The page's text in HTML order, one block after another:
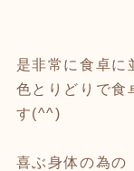
是非常に食卓に
色とりどりで食
す(^^)
喜ぶ身体の為の